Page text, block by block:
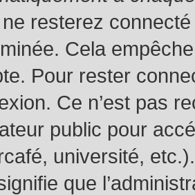
resterez
Cela
Pour rester
Ce n’est pas
public pour
université,
que